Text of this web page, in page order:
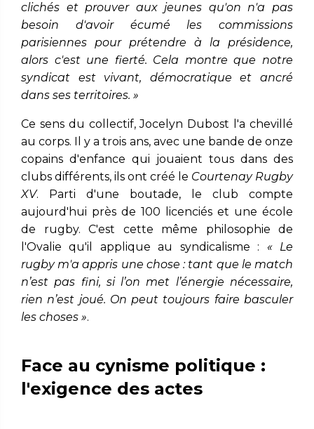
clichés et prouver aux jeunes qu'on n'a pas
besoin d'avoir écumé les commissions
parisiennes pour prétendre à la présidence,
alors c'est une fierté. Cela montre que notre
syndicat est vivant, démocratique et ancré
dans ses territoires. »
Ce sens du collectif, Jocelyn Dubost l'a chevillé
au corps. Il y a trois ans, avec une bande de onze
copains d'enfance qui jouaient tous dans des
clubs différents, ils ont créé le Courtenay Rugby
XV. Parti d'une boutade, le club compte
aujourd'hui près de 100 licenciés et une école
de rugby. C'est cette même philosophie de
l'Ovalie qu'il applique au syndicalisme : « Le
rugby m'a appris une chose : tant que le match
n’est pas fini, si l’on met l’énergie nécessaire,
rien n’est joué. On peut toujours faire basculer
les choses ».
Face au cynisme politique :
l'exigence des actes